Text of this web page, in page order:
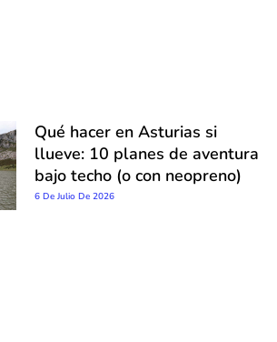
Qué hacer en Asturias si
llueve: 10 planes de aventura
bajo techo (o con neopreno)
6 De Julio De 2026